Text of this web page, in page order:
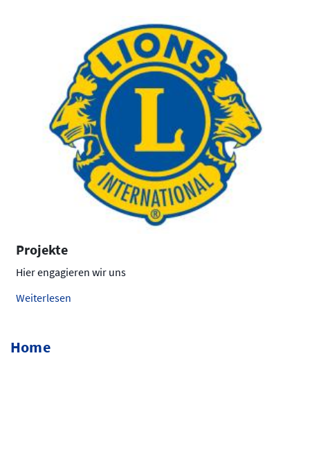
Projekte
Hier engagieren wir uns
Weiterlesen
Home